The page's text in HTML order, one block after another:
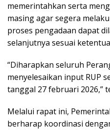
memerintahkan serta
masing agar segera
proses pengadaan dapat
selanjutnya sesuai
“Diharapkan seluruh
menyelesaikan input RUP
tanggal 27 februari 2026,”
Melalui rapat ini,
berharap koordinasi